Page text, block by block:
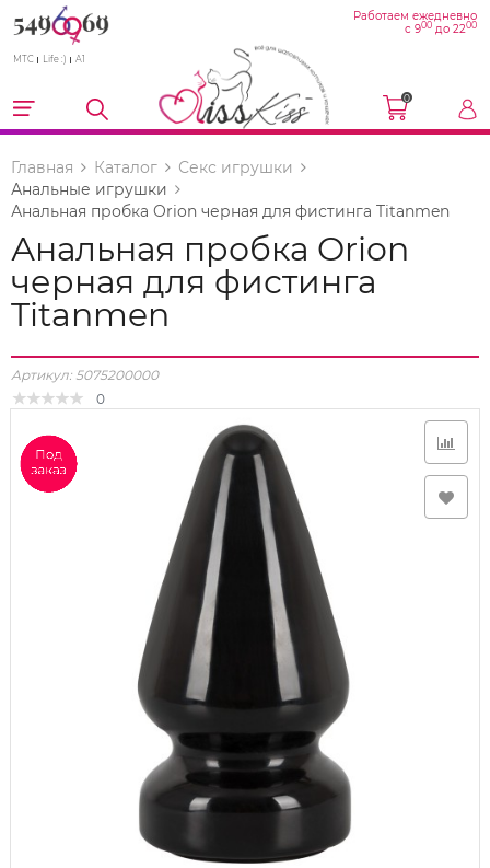
МТС Life :) A1
Работаем ежедневно
с 900 до 2200
0
Главная Каталог
Секс игрушки
Анальные игрушки
Анальная пробка Orion черная для фистинга Titanmen
Анальная пробка Orion
черная для фистинга
Titanmen
Артикул: 5075200000
0